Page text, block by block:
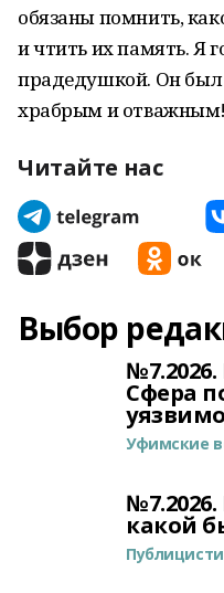
обязаны помнить,
и чтить их память. Я
прадедушкой. Он
храбрым и отважным!
Читайте нас
Выбор
Сфера
Уфимские
какой